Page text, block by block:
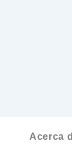
Acerca